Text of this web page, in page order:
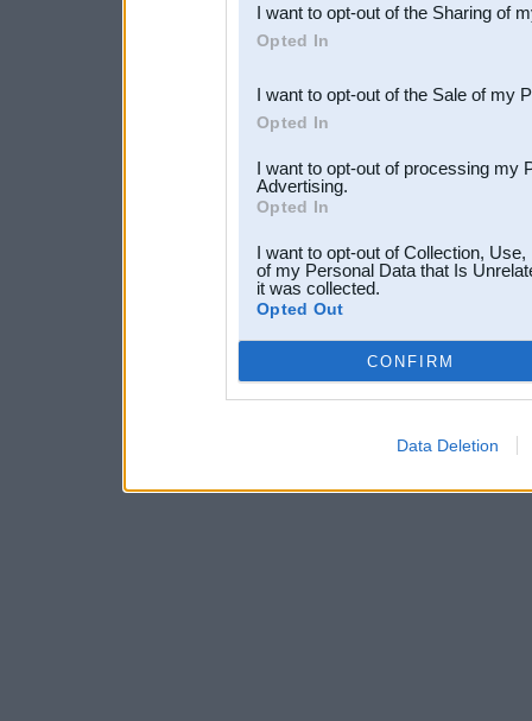
Downstream Participants
third parties.
I want to opt-out of the Sharing of
Opted In
I want to opt-out of the Sale of my
Opted In
I want to opt-out of processing my
Advertising.
Opted In
I want to opt-out of Collection,
of my Personal Data that Is
it was collected.
Opted Out
CONFIRM
Data Deletion